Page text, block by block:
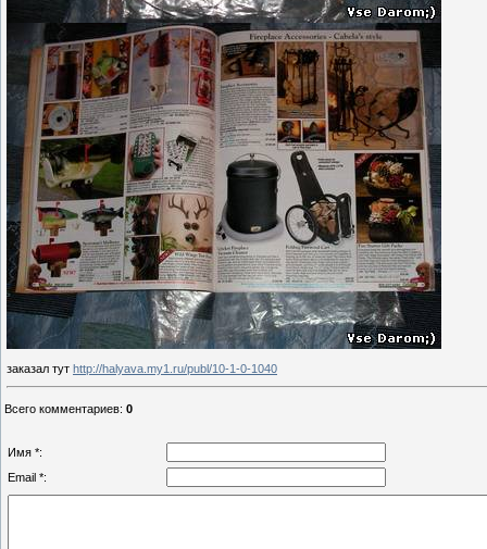
заказал тут http://halyava.my1.ru/publ/10-1-0-1040
Всего комментариев: 0
Имя *:
Email *: